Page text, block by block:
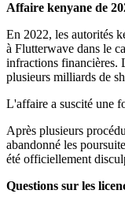
Affaire kenyane de
En 2022, les autorités
à Flutterwave dans le
infractions financières.
plusieurs milliards de
L'affaire a suscité une
Après plusieurs
abandonné les
été officiellement
Questions sur les